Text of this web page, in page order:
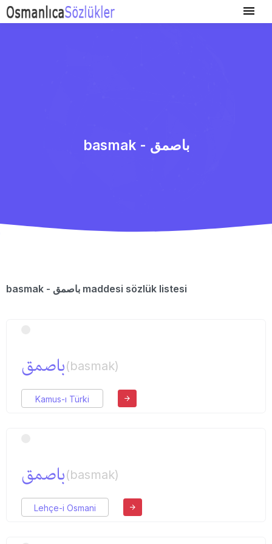
basmak - باصمق
basmak - باصمق maddesi sözlük listesi
باصمق(basmak)
Kamus-ı Türki
باصمق(basmak)
Lehçe-i Osmani